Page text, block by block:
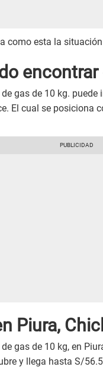
como esta la
encontrar
gas de 10 kg.
El cual se posiciona
Piura,
gas de 10 kg, en
y llega hasta S/